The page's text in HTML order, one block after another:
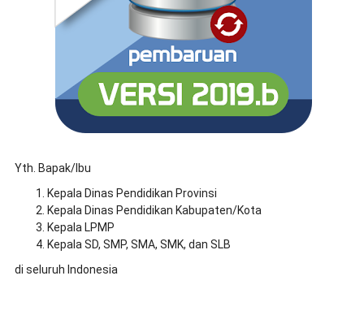
Yth. Bapak/Ibu
Kepala Dinas Pendidikan Provinsi
Kepala Dinas Pendidikan Kabupaten/Kota
Kepala LPMP
Kepala SD, SMP, SMA, SMK, dan SLB
di seluruh Indonesia